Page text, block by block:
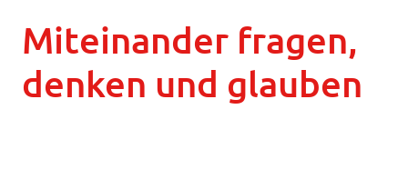
Miteinander fragen,
denken und glauben